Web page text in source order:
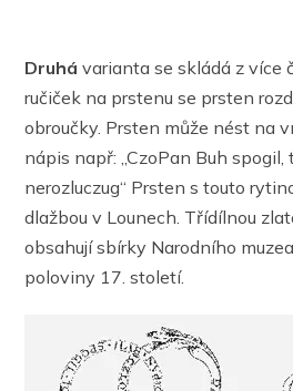
Druhá varianta se skládá z více
ručiček na prstenu se prsten
obroučky. Prsten může nést na
nápis např: „CzoPan Buh spogil,
nerozluczug“ Prsten s touto
dlažbou v Lounech. Třídílnou
obsahují sbírky Narodního
poloviny 17. století.